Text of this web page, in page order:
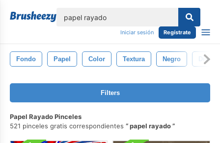
Iniciar sesión Regístrate
Fondo Papel Color Textura Negro Diseño
Filters
Papel Rayado Pinceles
521 pinceles gratis correspondientes
papel rayado